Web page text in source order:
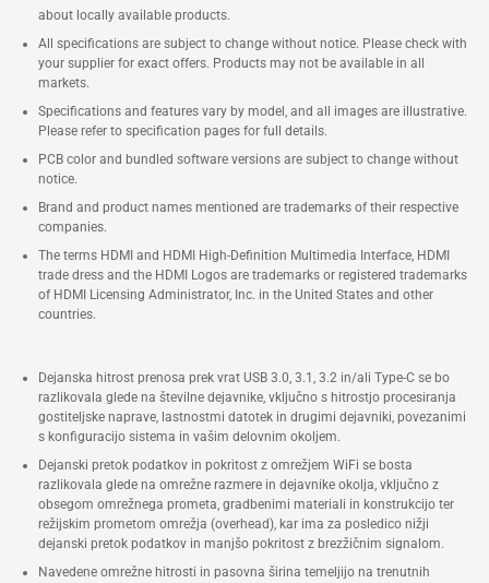
about locally available products.
All specifications are subject to change without notice. Please check with
your supplier for exact offers. Products may not be available in all
markets.
Specifications and features vary by model, and all images are illustrative.
Please refer to specification pages for full details.
PCB color and bundled software versions are subject to change without
notice.
Brand and product names mentioned are trademarks of their respective
companies.
The terms HDMI and HDMI High-Definition Multimedia Interface, HDMI
trade dress and the HDMI Logos are trademarks or registered trademarks
of HDMI Licensing Administrator, Inc. in the United States and other
countries.
Dejanska hitrost prenosa prek vrat USB 3.0, 3.1, 3.2 in/ali Type-C se bo
razlikovala glede na številne dejavnike, vključno s hitrostjo procesiranja
gostiteljske naprave, lastnostmi datotek in drugimi dejavniki, povezanimi
s konfiguracijo sistema in vašim delovnim okoljem.
Dejanski pretok podatkov in pokritost z omrežjem WiFi se bosta
razlikovala glede na omrežne razmere in dejavnike okolja, vključno z
obsegom omrežnega prometa, gradbenimi materiali in konstrukcijo ter
režijskim prometom omrežja (overhead), kar ima za posledico nižji
dejanski pretok podatkov in manjšo pokritost z brezžičnim signalom.
Navedene omrežne hitrosti in pasovna širina temeljijo na trenutnih